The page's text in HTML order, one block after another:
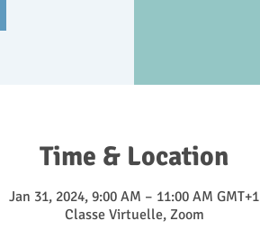
Time & Location
Jan 31, 2024, 9:00 AM – 11:00 AM GMT+1
Classe Virtuelle, Zoom